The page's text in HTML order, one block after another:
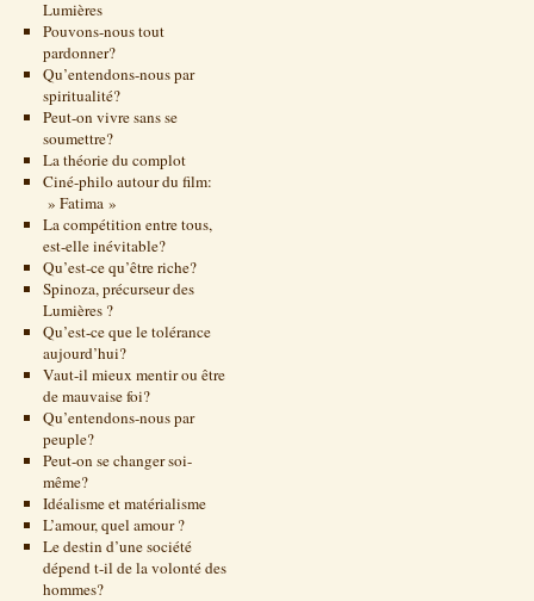
Lumières
Pouvons-nous tout
pardonner?
Qu’entendons-nous par
spiritualité?
Peut-on vivre sans se
soumettre?
La théorie du complot
Ciné-philo autour du film:
» Fatima »
La compétition entre tous,
est-elle inévitable?
Qu’est-ce qu’être riche?
Spinoza, précurseur des
Lumières ?
Qu’est-ce que le tolérance
aujourd’hui?
Vaut-il mieux mentir ou être
de mauvaise foi?
Qu’entendons-nous par
peuple?
Peut-on se changer soi-
même?
Idéalisme et matérialisme
L’amour, quel amour ?
Le destin d’une société
dépend t-il de la volonté des
hommes?